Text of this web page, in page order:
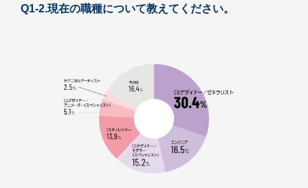
Q1-2.現在の職種について教えてください。